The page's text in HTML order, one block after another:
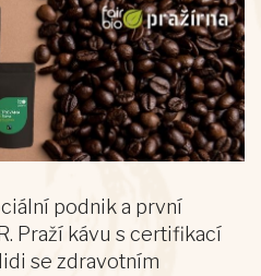
podnik a první
Praží kávu s certifikací
se zdravotním